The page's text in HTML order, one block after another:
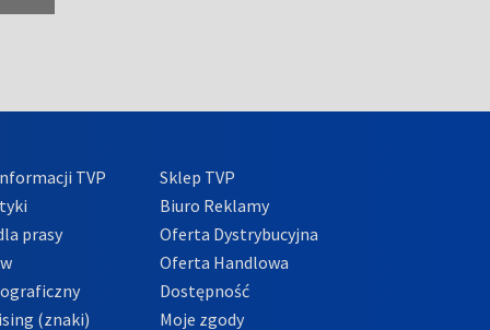
TVP
prasy
(znaki)
Sklep TVP
Biuro Reklamy
Oferta Dystrybucyjna
Oferta Handlowa
Dostępność
Moje zgody